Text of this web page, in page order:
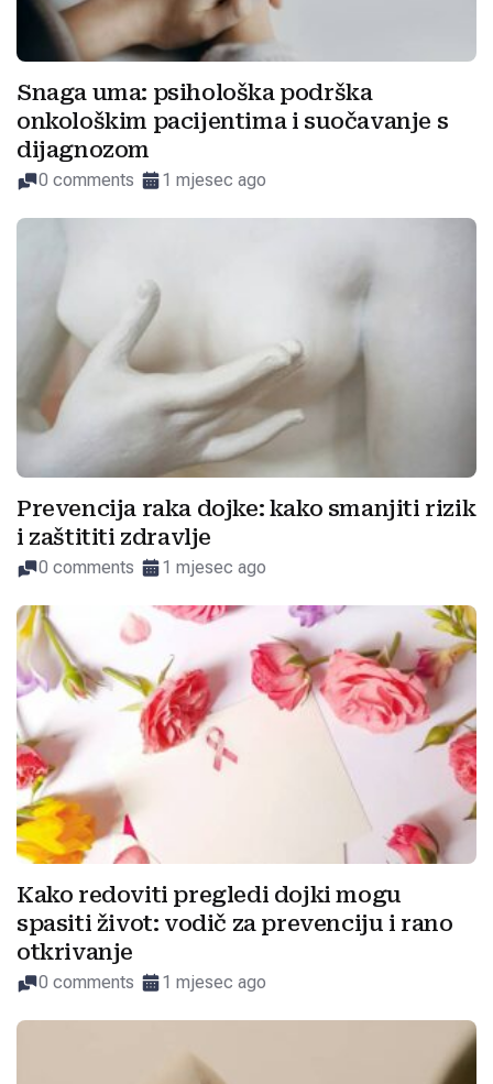
Snaga uma: psihološka podrška
onkološkim pacijentima i suočavanje s
dijagnozom
0 comments 1 mjesec ago
Prevencija raka dojke: kako smanjiti rizik
i zaštititi zdravlje
0 comments 1 mjesec ago
Kako redoviti pregledi dojki mogu
spasiti život: vodič za prevenciju i rano
otkrivanje
0 comments 1 mjesec ago